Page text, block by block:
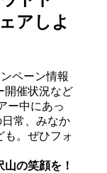
アしよ
ペーン情報
開催状況など
ー中にあっ
常、みなか
も。ぜひフォ
の笑顔を！